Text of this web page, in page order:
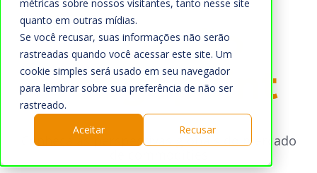
métricas sobre nossos visitantes, tanto nesse site
quanto em outras mídias.
Se você recusar, suas informações não serão
rastreadas quando você acessar este site. Um
cookie simples será usado em seu navegador
para lembrar sobre sua preferência de não ser
rastreado.
Aceitar
Recusar
O que Fazemos
Mercado
Quem Somos
A Hedgepoint
Sala de Imprensa
HUB
Conexão
Hedgepoint
Conheça as perspectivas globais do mercado